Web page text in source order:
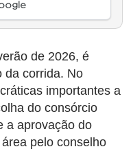
de 2026, é
da corrida. No
importantes a
do consórcio
a aprovação do
área pelo conselho